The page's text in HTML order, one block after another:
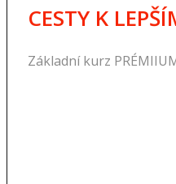
CESTY K
Základní kurz